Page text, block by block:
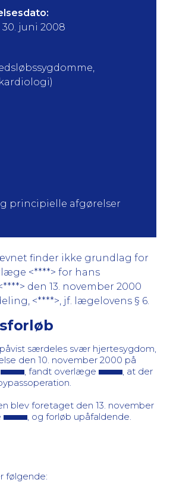
juni 2008
principielle afgørelser
finder ikke grundlag for
<****> for hans
den 13. november 2000
<****>, jf. lægelovens § 6.
særdeles svær hjertesygdom,
den 10. november 2000 på
, fandt overlæge
, at der
blev foretaget den 13. november
, og forløb upåfaldende.
følgende: